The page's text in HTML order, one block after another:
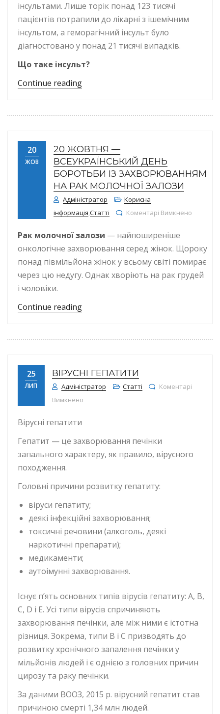
інсультами. Лише торік понад 123 тисячі
пацієнтів потрапили до лікарні з ішемічним
інсультом, а геморагічний інсульт було
діагностовано у понад 21 тисячі випадків.
Що таке інсульт?
Continue reading“Інсульт: що треба знати, щоб
20
ЖОВ
20 ЖОВТНЯ —
ВСЕУКРАЇНСЬКИЙ ДЕНЬ
БОРОТЬБИ ІЗ ЗАХВОРЮВАННЯМ
НА РАК МОЛОЧНОЇ ЗАЛОЗИ
Адміністратор
Корисна
інформація,Статті Коментарі Вимкнено
Рак молочної залози — найпоширеніше
онкологічне захворювання серед жінок. Щороку
понад півмільйона жінок у всьому світі помирає
через цю недугу. Однак хворіють на рак грудей
і чоловіки.
Continue reading“20 жовтня — Всеукраїнський
25
ЛИП
ВІРУСНІ ГЕПАТИТИ
Адміністратор Статті
Коментарі
Вимкнено
Вірусні гепатити
Гепатит — це захворювання печінки
запального характеру, як правило, вірусного
походження.
Головні причини розвитку гепатиту:
віруси гепатиту;
деякі інфекційні захворювання;
токсичні речовини (алкоголь, деякі
наркотичні препарати);
медикаменти;
аутоімунні захворювання.
Існує п’ять основних типів вірусів гепатиту: А, В,
С, D і Е. Усі типи вірусів спричиняють
захворювання печінки, але між ними є істотна
різниця. Зокрема, типи В і С призводять до
розвитку хронічного запалення печінки у
мільйонів людей і є однією з головних причин
цирозу та раку печінки.
За даними ВООЗ, 2015 р. вірусний гепатит став
причиною смерті 1,34 млн людей.